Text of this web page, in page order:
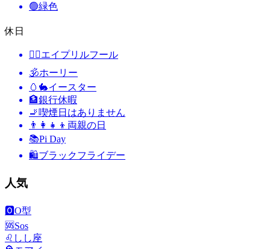
🟢緑色
休日
🙆‍♂️エイプリルフール
🕉ホーリー
🥚🐇イースター
🏦銀行休暇
🚬 喫煙日はありません
👨‍👩‍👧‍👦 両親の日
📚Pi Day
🛍ブラックフライデー
人気
🅾️O型
🆘Sos
♌ しし座